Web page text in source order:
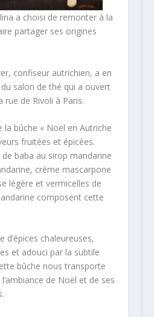
a choisi de remonter à la
partager ses origines
confiseur autrichien, a en
salon de thé qui a ouvert
rue de Rivoli à Paris.
la bûche « Noël en Autriche
fruitées et épicées.
baba au sirop mandarine
crème mascarpone
légère et vermicelles de
composent cette
d’épices chaleureuses,
et adouci par la subtile
bûche nous transporte
de Noël et de ses